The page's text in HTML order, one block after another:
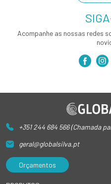
Acompanhe as nossas redes
+351 244 684 566 (Chamada
geral@globalsilva.pt
Orçamentos